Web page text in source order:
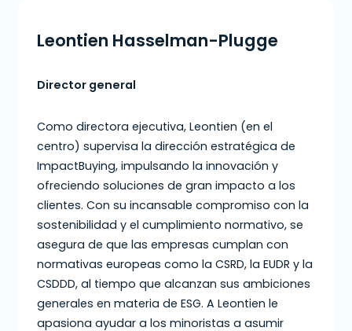
Leontien Hasselman-Plugge
Director general
Como directora ejecutiva, Leontien (en el
centro) supervisa la dirección estratégica de
ImpactBuying, impulsando la innovación y
ofreciendo soluciones de gran impacto a los
clientes. Con su incansable compromiso con la
sostenibilidad y el cumplimiento normativo, se
asegura de que las empresas cumplan con
normativas europeas como la CSRD, la EUDR y la
CSDDD, al tiempo que alcanzan sus ambiciones
generales en materia de ESG. A Leontien le
apasiona ayudar a los minoristas a asumir